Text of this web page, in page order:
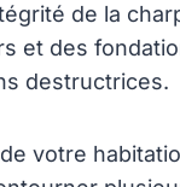
de la
et des
destructrices.
votre